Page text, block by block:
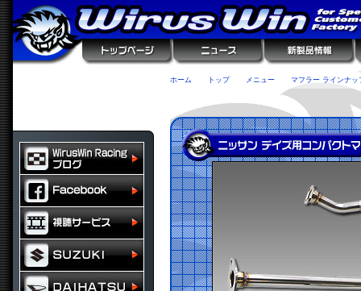
ホーム トップ メニュー マフラー ラインナッ